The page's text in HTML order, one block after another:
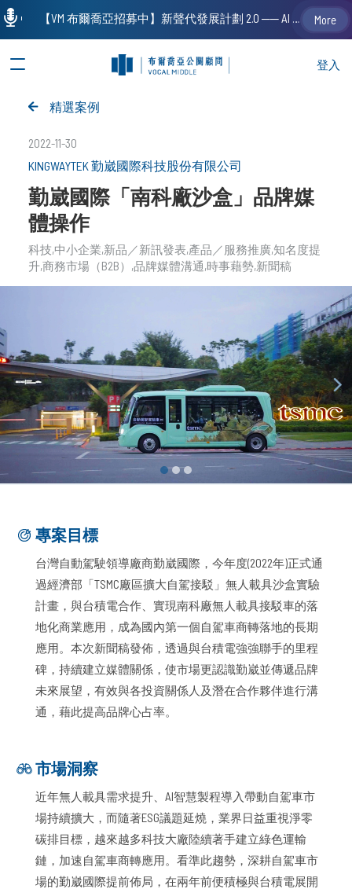
登入
精選案例
2022-11-30
KINGWAYTEK 勤崴國際科技股份有限公司
勤崴國際「南科廠沙盒」品牌媒
體操作
科技 中小企業 新品／新訊發表 產品／服務推廣知名度提
升商務市場（B2B） 品牌媒體溝通 時事藉勢新聞稿
專案目標
台灣自動駕駛領導廠商勤崴國際，今年度(2022年)正式通
過經濟部「TSMC廠區擴大自駕接駁」無人載具沙盒實驗
計畫，與台積電合作、實現南科廠無人載具接駁車的落
地化商業應用，成為國內第一個自駕車商轉落地的長期
應用。本次新聞稿發佈，透過與台積電強強聯手的里程
碑，持續建立媒體關係，使市場更認識勤崴並傳遞品牌
未來展望，有效與各投資關係人及潛在合作夥伴進行溝
通，藉此提高品牌心占率。
市場洞察
近年無人載具需求提升、AI智慧製程導入帶動自駕車市
場持續擴大，而隨著ESG議題延燒，業界日益重視淨零
碳排目標，越來越多科技大廠陸續著手建立綠色運輸
鏈，加速自駕車商轉應用。看準此趨勢，深耕自駕車市
場的勤崴國際提前佈局，在兩年前便積極與台積電展開
【VM 布爾喬亞招募中】新聲代發展計劃 2.0 ── AI PR 人才加速養成計劃（歡迎「應屆畢業生」、「一年以下相關 / 三年以下非相關經驗工作者」申請加入） More